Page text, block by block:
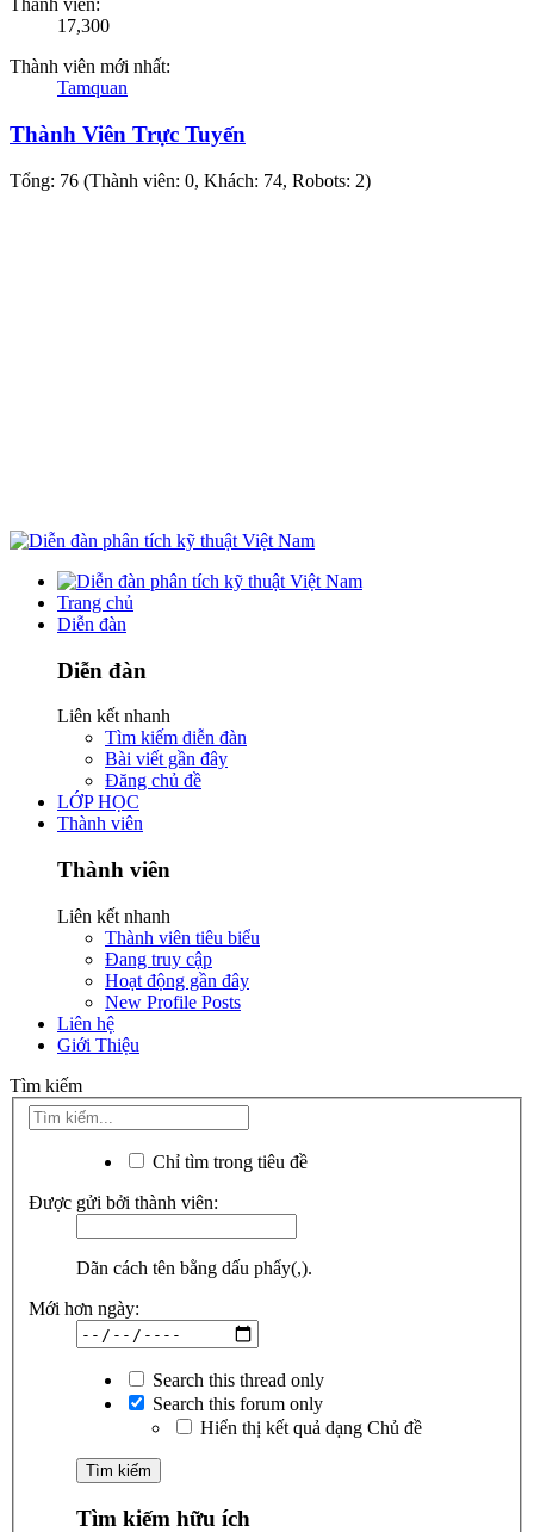
Thành viên:
17,300
Thành viên mới nhất:
Tamquan
Thành Viên Trực Tuyến
Tổng: 76 (Thành viên: 0, Khách: 74, Robots: 2)
Trang chủ
Diễn đàn
Diễn đàn
Liên kết nhanh
Tìm kiếm diễn đàn
Bài viết gần đây
Đăng chủ đề
LỚP HỌC
Thành viên
Thành viên
Liên kết nhanh
Thành viên tiêu biểu
Đang truy cập
Hoạt động gần đây
New Profile Posts
Liên hệ
Giới Thiệu
Tìm kiếm
Chỉ tìm trong tiêu đề
Được gửi bởi thành viên:
Dãn cách tên bằng dấu phẩy(,).
Mới hơn ngày:
Search this thread only
Search this forum only
Hiển thị kết quả dạng Chủ đề
Tìm kiếm hữu ích